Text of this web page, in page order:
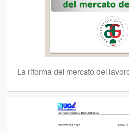
La riforma del mercato del